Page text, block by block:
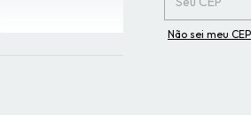
Não sei meu CEP